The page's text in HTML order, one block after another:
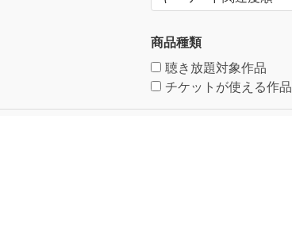
商品種類
聴き放題対象作品
チケットが使える作品